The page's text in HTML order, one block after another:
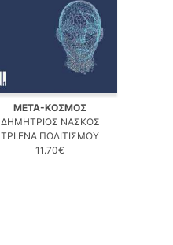
META-ΚΟΣΜΟΣ
ΔΗΜΗΤΡΙΟΣ ΝΑΣΚΟΣ
ΤΡΙ.ΕΝΑ ΠΟΛΙΤΙΣΜΟΥ
11.70€